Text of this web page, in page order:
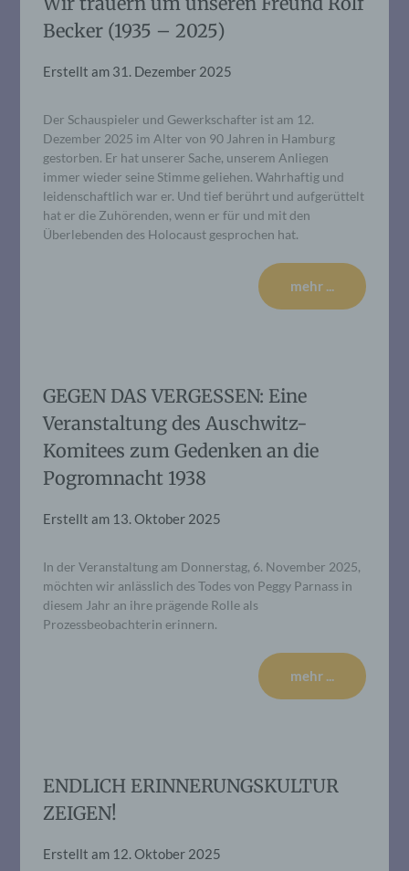
Becker (1935 – 2025)
Erstellt am 31. Dezember 2025
Der Schauspieler und Gewerkschafter ist am 12.
Dezember 2025 im Alter von 90 Jahren in Hamburg
gestorben. Er hat unserer Sache, unserem Anliegen
immer wieder seine Stimme geliehen. Wahrhaftig und
leidenschaftlich war er. Und tief berührt und aufgerüttelt
hat er die Zuhörenden, wenn er für und mit den
Überlebenden des Holocaust gesprochen hat.
mehr ...
GEGEN DAS VERGESSEN: Eine
Veranstaltung des Auschwitz-
Komitees zum Gedenken an die
Pogromnacht 1938
Erstellt am 13. Oktober 2025
In der Veranstaltung am Donnerstag, 6. November 2025,
möchten wir anlässlich des Todes von Peggy Parnass in
diesem Jahr an ihre prägende Rolle als
Prozessbeobachterin erinnern.
mehr ...
ENDLICH ERINNERUNGSKULTUR
ZEIGEN!
Erstellt am 12. Oktober 2025